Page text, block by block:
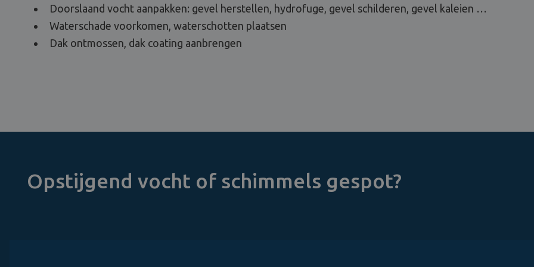
Doorslaand vocht aanpakken: gevel herstellen, hydrofuge, gevel schilderen, gevel kaleien …
Waterschade voorkomen, waterschotten plaatsen
Dak ontmossen, dak coating aanbrengen
Opstijgend vocht of schimmels gespot?